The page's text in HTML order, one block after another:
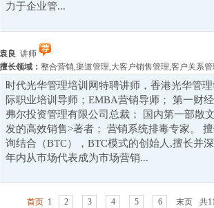
力于企业管...
袁良 讲师
擅长领域： 整合营销,渠道管理,大客户销售管理,客户关系
时代光华管理培训网特聘讲师，香港光华管
际职业培训导师；EMBA营销导师； 第一财
弗尔投资管理有限公司总裁； 国内第一部散
发的高效销售>著者； 营销系统排毒专家。
询结合（BTC），BTC模式的创始人,擅长并
年内从市场代表成为市场营销...
首页 1 2 3 4 5 6 末页 共